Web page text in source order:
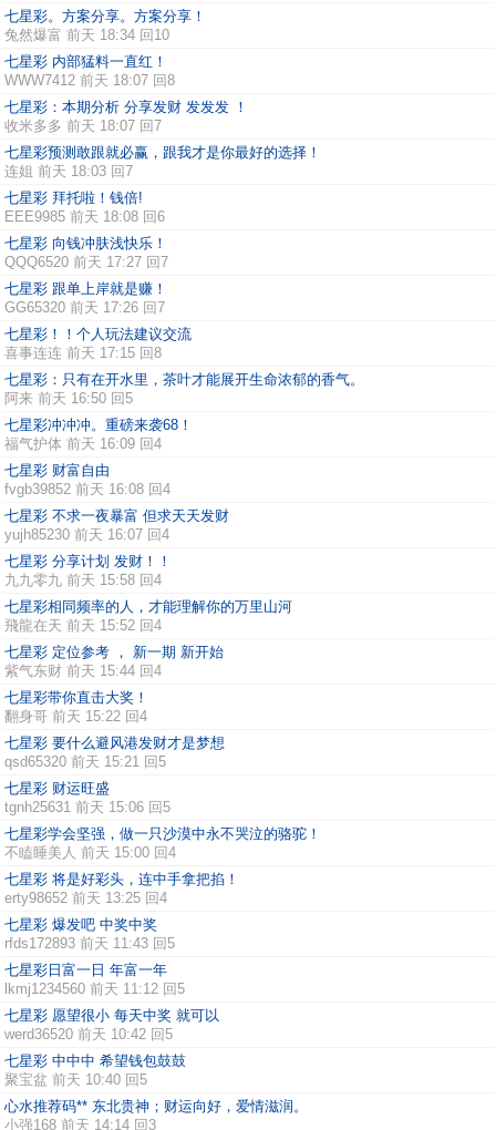
七星彩。方案分享。方案分享！
兔然爆富 前天 18:34 回10
七星彩 内部猛料一直红！
WWW7412 前天 18:07 回8
七星彩：本期分析 分享发财 发发发 ！
收米多多 前天 18:07 回7
七星彩预测敢跟就必赢，跟我才是你最好的选择！
连姐 前天 18:03 回7
七星彩 拜托啦！钱倍!
EEE9985 前天 18:08 回6
七星彩 向钱冲肤浅快乐！
QQQ6520 前天 17:27 回7
七星彩 跟单上岸就是赚！
GG65320 前天 17:26 回7
七星彩！！个人玩法建议交流
喜事连连 前天 17:15 回8
七星彩：只有在开水里，茶叶才能展开生命浓郁的香气。
阿来 前天 16:50 回5
七星彩冲冲冲。重磅来袭68！
福气护体 前天 16:09 回4
七星彩 财富自由
fvgb39852 前天 16:08 回4
七星彩 不求一夜暴富 但求天天发财
yujh85230 前天 16:07 回4
七星彩 分享计划 发财！！
九九零九 前天 15:58 回4
七星彩相同频率的人，才能理解你的万里山河
飛龍在天 前天 15:52 回4
七星彩 定位参考 ， 新一期 新开始
紫气东财 前天 15:44 回4
七星彩带你直击大奖！
翻身哥 前天 15:22 回4
七星彩 要什么避风港发财才是梦想
qsd65320 前天 15:21 回5
七星彩 财运旺盛
tgnh25631 前天 15:06 回5
七星彩学会坚强，做一只沙漠中永不哭泣的骆驼！
不瞌睡美人 前天 15:00 回4
七星彩 将是好彩头，连中手拿把掐！
erty98652 前天 13:25 回4
七星彩 爆发吧 中奖中奖
rfds172893 前天 11:43 回5
七星彩日富一日 年富一年
lkmj1234560 前天 11:12 回5
七星彩 愿望很小 每天中奖 就可以
werd36520 前天 10:42 回5
七星彩 中中中 希望钱包鼓鼓
聚宝盆 前天 10:40 回5
心水推荐码** 东北贵神；财运向好，爱情滋润。
小强168 前天 14:14 回3